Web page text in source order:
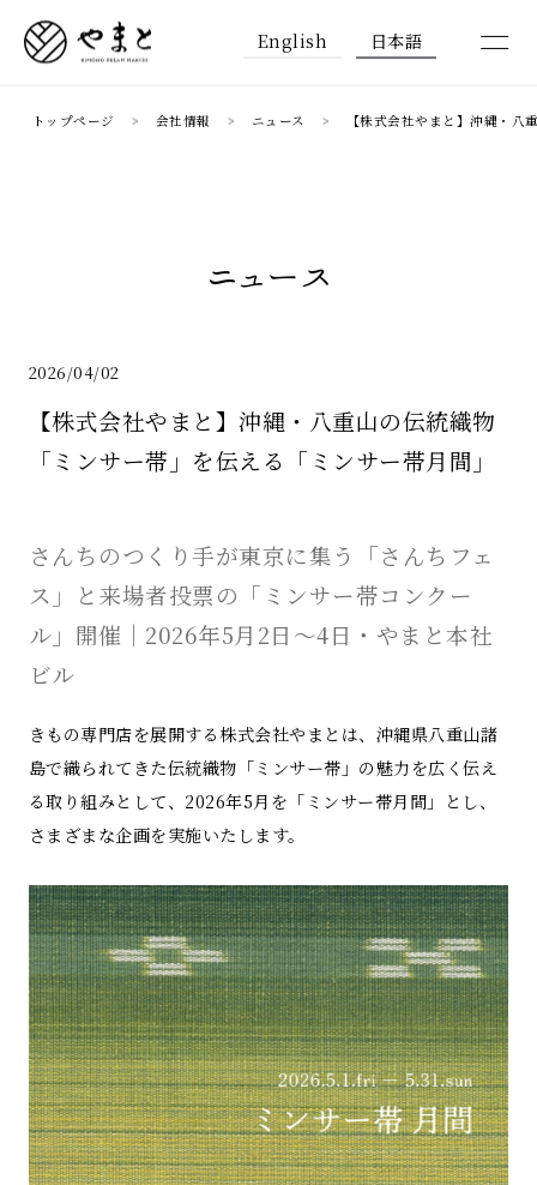
English 日本語
トップページ 会社情報 ニュース 【株式会社やまと】沖縄・
ニュース
2026/04/02
【株式会社やまと】沖縄・八重山の伝統織物
「ミンサー帯」を伝える「ミンサー帯月間」
さんちのつくり手が東京に集う「さんちフェ
ス」と来場者投票の「ミンサー帯コンクー
ル」開催｜2026年5月2日～4日・やまと本社
ビル
きもの専門店を展開する株式会社やまとは、沖縄県八重山諸
島で織られてきた伝統織物「ミンサー帯」の魅力を広く伝え
る取り組みとして、2026年5月を「ミンサー帯月間」とし、
さまざまな企画を実施いたします。